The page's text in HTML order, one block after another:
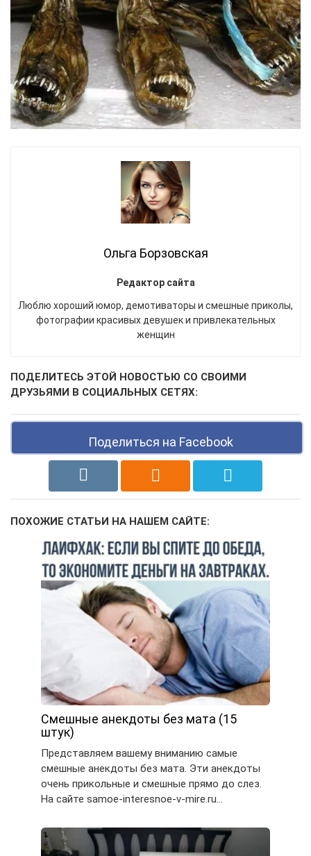
Ольга Борзовская
Редактор сайта
Люблю хороший юмор, демотиваторы и смешные приколы,
фотографии красивых девушек и привлекательных
женщин
ПОДЕЛИТЕСЬ ЭТОЙ НОВОСТЬЮ СО СВОИМИ
ДРУЗЬЯМИ В СОЦИАЛЬНЫХ СЕТЯХ:
Поделиться на Facebook
ПОХОЖИЕ СТАТЬИ НА НАШЕМ САЙТЕ:
Смешные анекдоты без мата (15
штук)
Представляем вашему вниманию самые
смешные анекдоты без мата. Эти анекдоты
очень прикольные и смешные прямо до слез.
На сайте samoe-interesnoe-v-mire.ru…